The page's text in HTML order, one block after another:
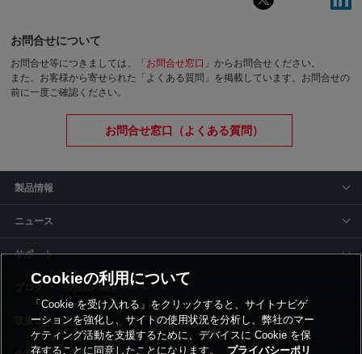
お問合せについて
お問合せ等につきましては、「 お問合せ窓口 」からお問合せください。
また、お客様から寄せられた「よくある質問」を掲載しています。お問合せの
前に一度ご確認ください。
お問合せ窓口（よくある質問）
製品情報
ニュース
サポート
siyaku-blog
取扱いメーカー
Cookieの利用について
「Cookie を受け入れる」をクリックすると、サイトナビゲ
ーションを強化し、サイトの使用状況を分析し、弊社のマー
ケティング活動を支援するために、デバイスに Cookie を保
存することに同意したことになります。
プライバシーポリ